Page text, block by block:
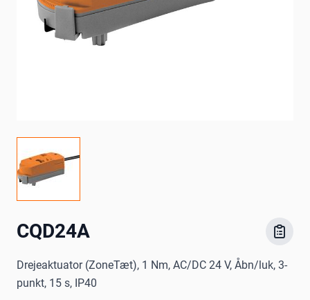
CQD24A
Drejeaktuator (ZoneTæt), 1 Nm, AC/DC 24 V, Åbn/luk, 3-
punkt, 15 s, IP40